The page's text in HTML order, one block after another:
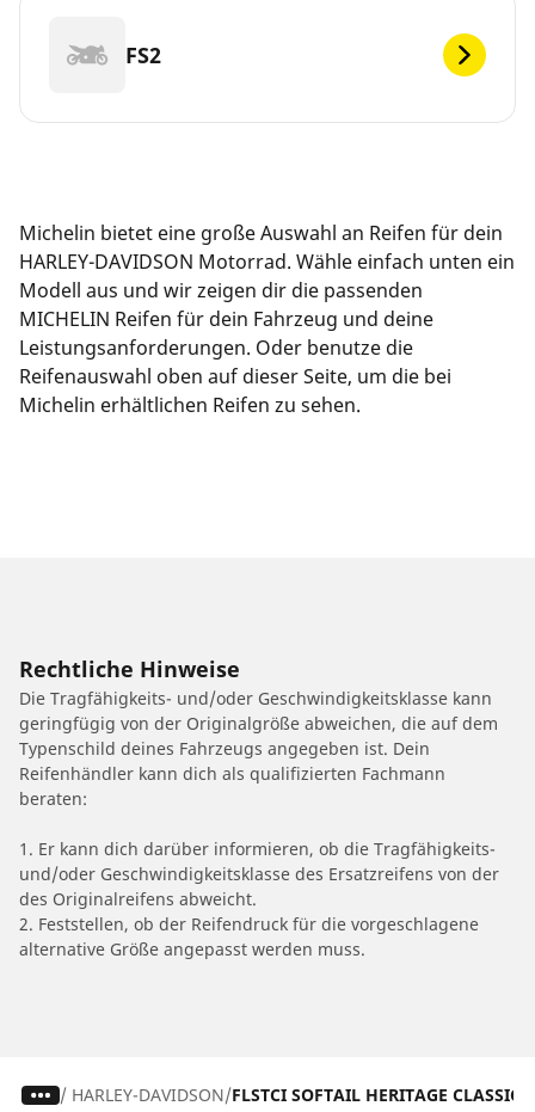
FS2
Michelin bietet eine große Auswahl an Reifen für dein
HARLEY-DAVIDSON Motorrad. Wähle einfach unten ein
Modell aus und wir zeigen dir die passenden
MICHELIN Reifen für dein Fahrzeug und deine
Leistungsanforderungen. Oder benutze die
Reifenauswahl oben auf dieser Seite, um die bei
Michelin erhältlichen Reifen zu sehen.
Rechtliche Hinweise
Die Tragfähigkeits- und/oder Geschwindigkeitsklasse kann
geringfügig von der Originalgröße abweichen, die auf dem
Typenschild deines Fahrzeugs angegeben ist. Dein
Reifenhändler kann dich als qualifizierten Fachmann
beraten:
1. Er kann dich darüber informieren, ob die Tragfähigkeits-
und/oder Geschwindigkeitsklasse des Ersatzreifens von der
des Originalreifens abweicht.
2. Feststellen, ob der Reifendruck für die vorgeschlagene
alternative Größe angepasst werden muss.
/ HARLEY-DAVIDSON FLSTCI SOFTAIL HERITAGE CLASSIC